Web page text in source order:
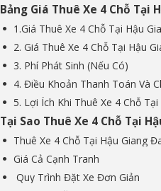
Bảng Giá Thuê Xe 4 Chỗ Tại
1.Giá Thuê Xe 4 Chỗ Tại Hậu
2. Giá Thuê Xe 4 Chỗ Tại Hậu
3. Phí Phát Sinh (Nếu Có)
4. Điều Khoản Thanh Toán Và
5. Lợi Ích Khi Thuê Xe 4 Chỗ
Tại Sao Thuê Xe 4 Chỗ Tại
Thuê Xe 4 Chỗ Tại Hậu Giang
Giá Cả Cạnh Tranh
Quy Trình Đặt Xe Đơn Giản